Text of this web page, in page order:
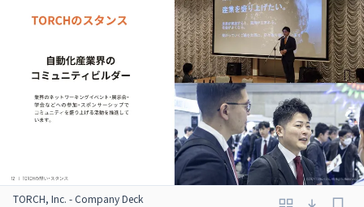
TORCH, Inc. - Company Deck